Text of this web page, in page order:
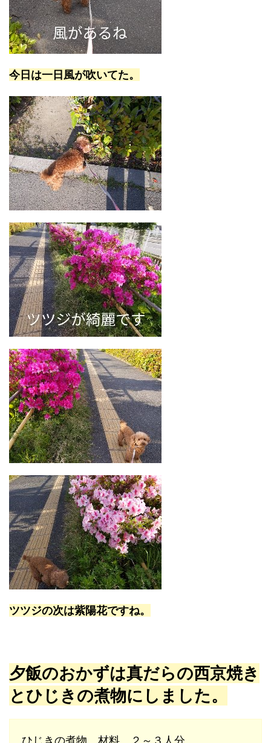
今日は一日風が吹いてた。
ツツジの次は紫陽花ですね。
夕飯のおかずは真だらの西京焼き
とひじきの煮物にしました。
ひじきの煮物 材料 ２～３人分